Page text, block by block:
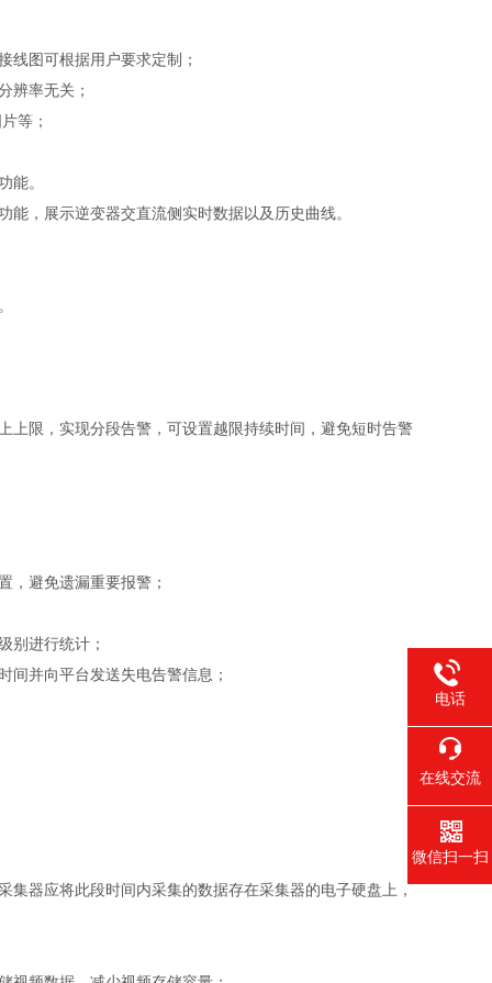
线图可根据用户要求定制；
辨率无关；
等；
能。
，展示逆变器交直流侧实时数据以及历史曲线。
上限，实现分段告警，可设置越限持续时间，避免短时告警
，避免遗漏重要报警；
别进行统计；
间并向平台发送失电告警信息；
集器应将此段时间内采集的数据存在采集器的电子硬盘上，
电话
在线交流
微信扫一扫